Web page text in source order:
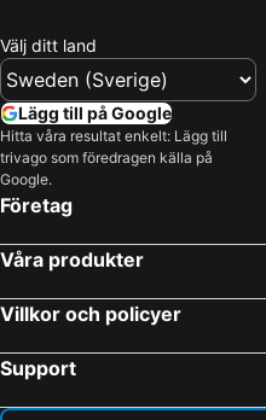
Välj ditt land
Lägg till på Google
Hitta våra resultat enkelt: Lägg till
trivago som föredragen källa på
Google.
Företag
Våra produkter
Villkor och policyer
Support